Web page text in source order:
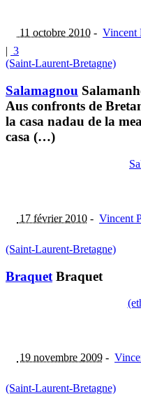
11 octobre 2010 - Vincent
| 3
(Saint-Laurent-Bretagne)
Salamagnou
Aus confronts de
la casa nadau de la
casa (…)
17 février 2010 - Vincent
(Saint-Laurent-Bretagne)
Braquet Braquet
19 novembre 2009 -
(Saint-Laurent-Bretagne)